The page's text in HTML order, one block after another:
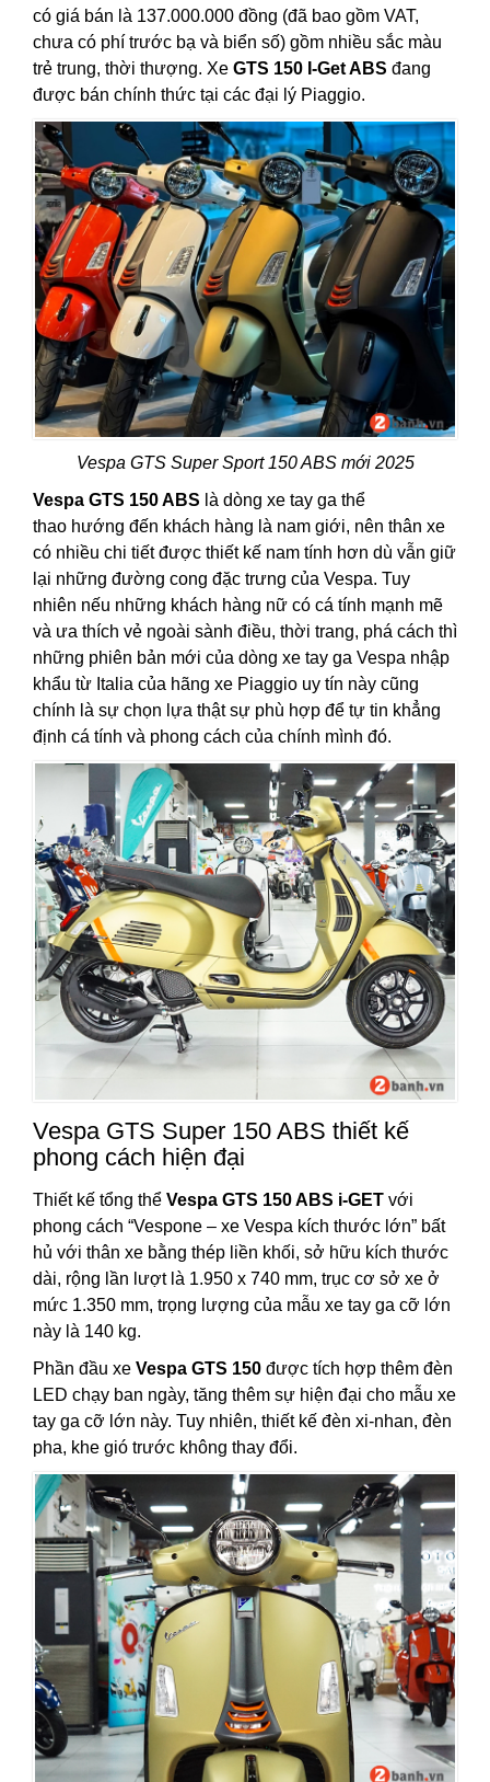
có giá bán là 137.000.000 đồng (đã bao gồm VAT,
chưa có phí trước bạ và biển số) gồm nhiều sắc màu
trẻ trung, thời thượng. Xe GTS 150 I-Get ABS đang
được bán chính thức tại các đại lý Piaggio.
Vespa GTS Super Sport 150 ABS mới 2025
Vespa GTS 150 ABS là dòng xe tay ga thể
thao hướng đến khách hàng là nam giới, nên thân xe
có nhiều chi tiết được thiết kế nam tính hơn dù vẫn giữ
lại những đường cong đặc trưng của Vespa. Tuy
nhiên nếu những khách hàng nữ có cá tính mạnh mẽ
và ưa thích vẻ ngoài sành điều, thời trang, phá cách thì
những phiên bản mới của dòng xe tay ga Vespa nhập
khẩu từ Italia của hãng xe Piaggio uy tín này cũng
chính là sự chọn lựa thật sự phù hợp để tự tin khẳng
định cá tính và phong cách của chính mình đó.
Vespa GTS Super 150 ABS thiết kế
phong cách hiện đại
Thiết kế tổng thể Vespa GTS 150 ABS i-GET với
phong cách “Vespone – xe Vespa kích thước lớn” bất
hủ với thân xe bằng thép liền khối, sở hữu kích thước
dài, rộng lần lượt là 1.950 x 740 mm, trục cơ sở xe ở
mức 1.350 mm, trọng lượng của mẫu xe tay ga cỡ lớn
này là 140 kg.
Phần đầu xe Vespa GTS 150 được tích hợp thêm đèn
LED chạy ban ngày, tăng thêm sự hiện đại cho mẫu xe
tay ga cỡ lớn này. Tuy nhiên, thiết kế đèn xi-nhan, đèn
pha, khe gió trước không thay đổi.